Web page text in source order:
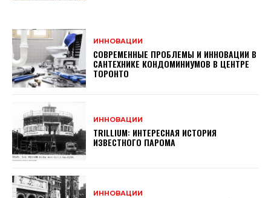
ИННОВАЦИИ
СОВРЕМЕННЫЕ ПРОБЛЕМЫ И ИННОВАЦИИ В
САНТЕХНИКЕ КОНДОМИНИУМОВ В ЦЕНТРЕ
ТОРОНТО
ИННОВАЦИИ
TRILLIUM: ИНТЕРЕСНАЯ ИСТОРИЯ
ИЗВЕСТНОГО ПАРОМА
ИННОВАЦИИ